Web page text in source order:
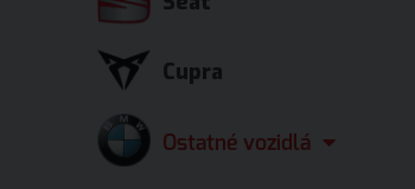
Cupra
Ostatné vozidlá